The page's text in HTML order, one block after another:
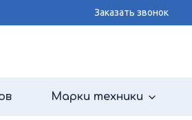
Заказать звонок
Марки техники